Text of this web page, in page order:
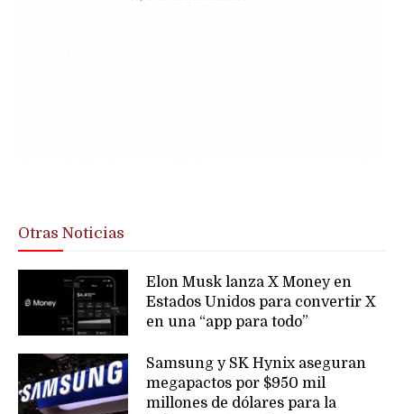
Otras Noticias
Elon Musk lanza X Money en
Estados Unidos para convertir X
en una “app para todo”
Samsung y SK Hynix aseguran
megapactos por $950 mil
millones de dólares para la